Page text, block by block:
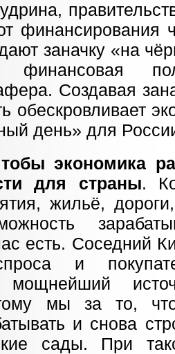
финансирования
заначку «на
финансовая
Создавая
обескровливает
день» для
экономика
для страны.
жильё,
есть. Соседний
и
мы за то,
и снова
сады. При